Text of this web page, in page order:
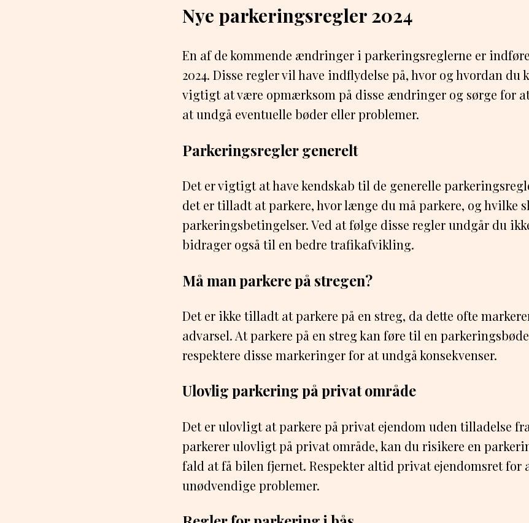
Nye parkeringsregler 2024
En af de kommende ændringer i parkeringsreglerne er
2024. Disse regler vil have indflydelse på, hvor og hvordan du
vigtigt at være opmærksom på disse ændringer og sørge for
at undgå eventuelle bøder eller problemer.
Parkeringsregler generelt
Det er vigtigt at have kendskab til de generelle
det er tilladt at parkere, hvor længe du må parkere, og hvilke
parkeringsbetingelser. Ved at følge disse regler undgår du
bidrager også til en bedre trafikafvikling.
Må man parkere på stregen?
Det er ikke tilladt at parkere på en streg, da dette ofte
advarsel. At parkere på en streg kan føre til en
respektere disse markeringer for at undgå konsekvenser.
Ulovlig parkering på privat område
Det er ulovligt at parkere på privat ejendom uden tilladelse
parkerer ulovligt på privat område, kan du risikere en
fald at få bilen fjernet. Respekter altid privat ejendomsret for
unødvendige problemer.